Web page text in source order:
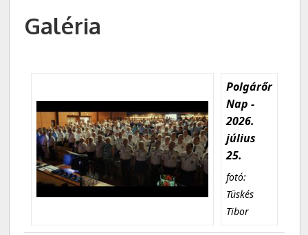
Galéria
Polgárőr
Nap -
2026.
július
25.
fotó:
Tüskés
Tibor